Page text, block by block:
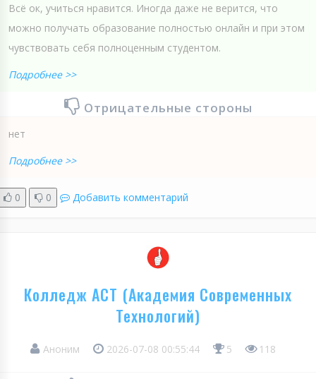
Всё ок, учиться нравится. Иногда даже не верится, что
можно получать образование полностью онлайн и при этом
чувствовать себя полноценным студентом.
Подробнее >>
Отрицательные стороны
нет
Подробнее >>
0 0 Добавить комментарий
Колледж АСТ (Академия Современных
Технологий)
Аноним 2026-07-08 00:55:44 5 118